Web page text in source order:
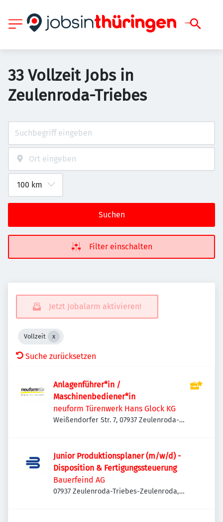
33 Vollzeit Jobs in
Zeulenroda-Triebes
Suchen
Filter einschalten
Jetzt Jobalarm aktivieren!
Vollzeit
Suche zurücksetzen
Anlagenführer*in /
Maschinenbediener*in
neuform Türenwerk Hans Glock KG
Weißendorfer Str. 7, 07937 Zeulenroda-
Junior Produktionsplaner (m/w/d) -
Disposition & Fertigungssteuerung
Bauerfeind AG
07937 Zeulenroda-Triebes-Zeulenroda,